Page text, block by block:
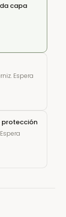
capa
Espera
protección